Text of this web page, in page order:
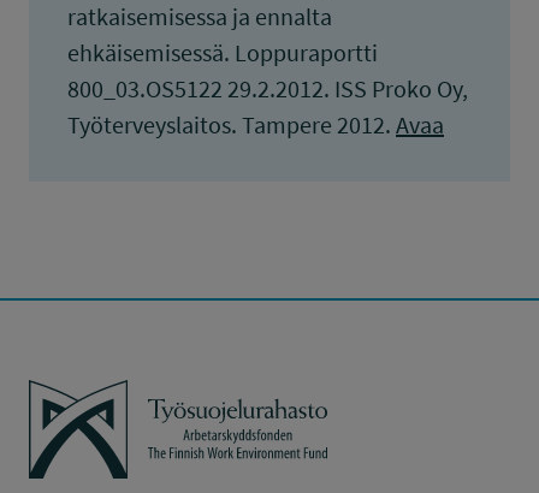
ratkaisemisessa ja ennalta
ehkäisemisessä. Loppuraportti
800_03.OS5122 29.2.2012. ISS Proko Oy,
Työterveyslaitos. Tampere 2012. Avaa
Työsuojelurahasto